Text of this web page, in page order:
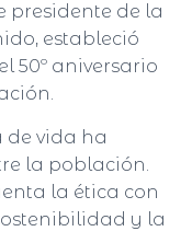
N
presidente de la
estableció
50º aniversario
de vida ha
la población.
la ética con
y la